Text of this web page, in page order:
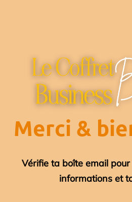
Merci &
Vérifie ta boîte email
informations et